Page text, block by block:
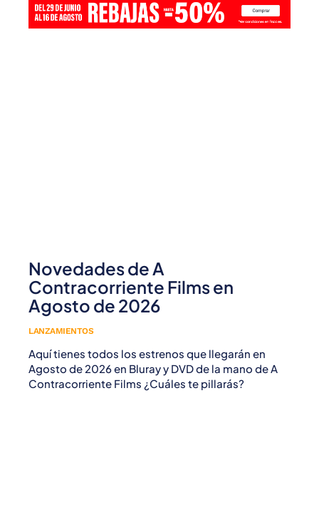
Novedades de A
Contracorriente Films en
Agosto de 2026
LANZAMIENTOS
Aquí tienes todos los estrenos que llegarán en
Agosto de 2026 en Bluray y DVD de la mano de A
Contracorriente Films ¿Cuáles te pillarás?